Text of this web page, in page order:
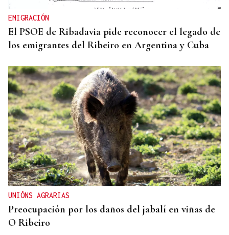
EMIGRACIÓN
El PSOE de Ribadavia pide reconocer el legado de
los emigrantes del Ribeiro en Argentina y Cuba
UNIÓNS AGRARIAS
Preocupación por los daños del jabalí en viñas de
O Ribeiro